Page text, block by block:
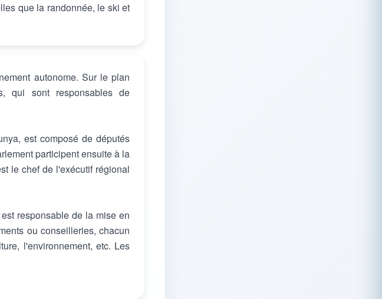
que la randonnée, le ski et
autonome. Sur le plan
qui sont responsables de
est composé de députés
participent ensuite à la
le chef de l'exécutif régional
responsable de la mise en
ou conseilleries, chacun
l'environnement, etc. Les